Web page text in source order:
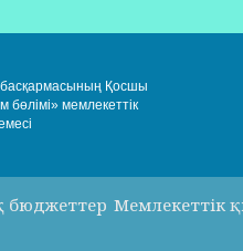
Қосшы
бөлімі» мемлекеттік
Мемлекеттік